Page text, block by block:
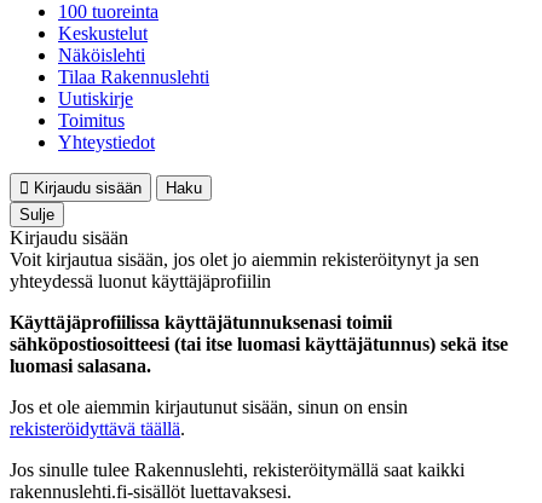
100 tuoreinta
Keskustelut
Näköislehti
Tilaa Rakennuslehti
Uutiskirje
Toimitus
Yhteystiedot
Kirjaudu sisään
Haku
Sulje
Kirjaudu sisään
Voit kirjautua sisään, jos olet jo aiemmin rekisteröitynyt ja sen
yhteydessä luonut käyttäjäprofiilin
Käyttäjäprofiilissa käyttäjätunnuksenasi toimii
sähköpostiosoitteesi (tai itse luomasi käyttäjätunnus) sekä itse
luomasi salasana.
Jos et ole aiemmin kirjautunut sisään, sinun on ensin
rekisteröidyttävä täällä.
Jos sinulle tulee Rakennuslehti, rekisteröitymällä saat kaikki
rakennuslehti.fi-sisällöt luettavaksesi.